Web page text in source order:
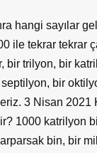
hangi sayılar
ile tekrar tekrar
bir trilyon, bir
bir
3 Nisan 2021
1000 katrilyon
bin, bir